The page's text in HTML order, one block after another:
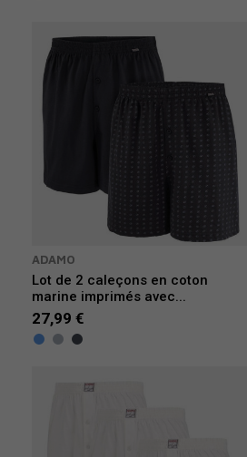
ADAMO
Lot de 2 caleçons en coton
marine imprimés avec...
27,99 €